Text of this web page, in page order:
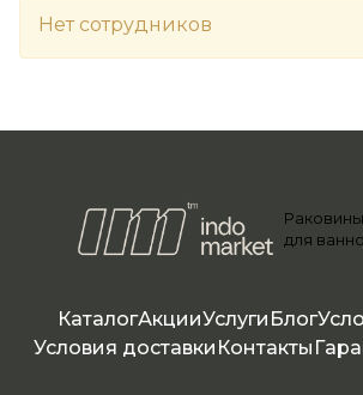
Нет сотрудников
для
КаталогАкцииУслуги Блог
Условия доставки Контакты